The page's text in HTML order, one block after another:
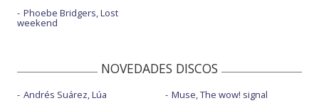
Phoebe Bridgers, Lost
weekend
NOVEDADES DISCOS
Andrés Suárez, Lúa
Muse, The wow! signal